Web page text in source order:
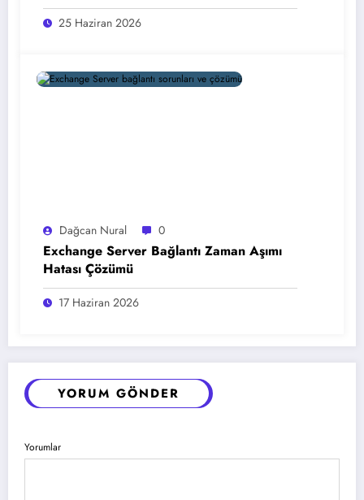
25 Haziran 2026
Dağcan Nural 0
Exchange Server Bağlantı Zaman Aşımı
Hatası Çözümü
17 Haziran 2026
YORUM GÖNDER
Yorumlar